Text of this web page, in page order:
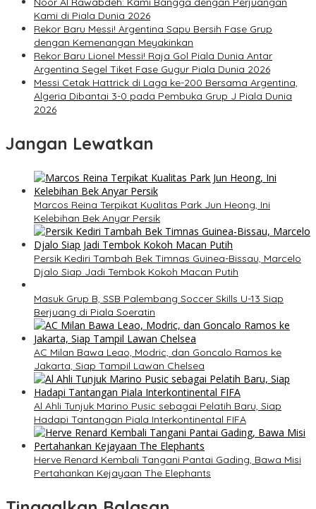
Kami di Piala Dunia 2026
Rekor Baru Messi! Argentina Sapu Bersih Fase Grup
dengan Kemenangan Meyakinkan
Rekor Baru Lionel Messi! Raja Gol Piala Dunia Antar
Argentina Segel Tiket Fase Gugur Piala Dunia 2026
Messi Cetak Hattrick di Laga ke-200 Bersama Argentina,
Algeria Dibantai 3-0 pada Pembuka Grup J Piala Dunia
2026
Jangan Lewatkan
Marcos Reina Terpikat Kualitas Park Jun Heong, Ini
Kelebihan Bek Anyar Persik
Persik Kediri Tambah Bek Timnas Guinea-Bissau, Marcelo
Djalo Siap Jadi Tembok Kokoh Macan Putih
Masuk Grup B, SSB Palembang Soccer Skills U-13 Siap
Berjuang di Piala Soeratin
AC Milan Bawa Leao, Modric, dan Goncalo Ramos ke
Jakarta, Siap Tampil Lawan Chelsea
Al Ahli Tunjuk Marino Pusic sebagai Pelatih Baru, Siap
Hadapi Tantangan Piala Interkontinental FIFA
Herve Renard Kembali Tangani Pantai Gading, Bawa Misi
Pertahankan Kejayaan The Elephants